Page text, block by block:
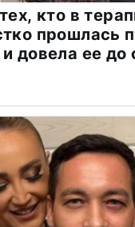
кто в
прошлась
довела ее до